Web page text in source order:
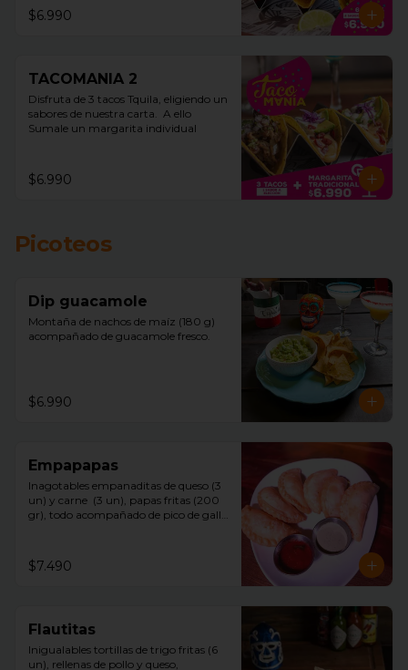
$6.990
TACOMANIA 2
Disfruta de 3 tacos Tquila, eligiendo un
sabores de nuestra carta.  A ello
Sumale un margarita individual
$6.990
Picoteos
Dip guacamole
Montaña de nachos de maíz (180 g)
acompañado de guacamole fresco.
$6.990
Empapapas
Inagotables empanaditas de queso (3
un) y carne  (3 un), papas fritas (200
gr), todo acompañado de pico de gallo
$7.490
Flautitas
Inigualables tortillas de trigo fritas (6
un), rellenas de pollo y queso,